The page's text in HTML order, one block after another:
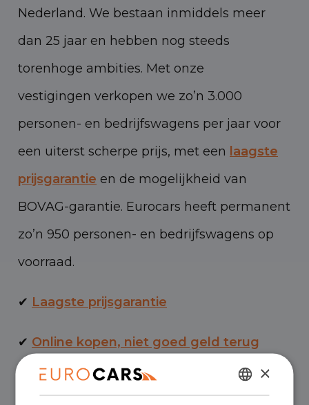
Nederland. We bestaan inmiddels meer
dan 25 jaar en hebben nog steeds
torenhoge ambities. Met onze
vestigingen verkopen we zo’n 3.000
personen- en bedrijfswagens per jaar voor
een uiterst scherpe prijs, met een laagste
prijsgarantie en de mogelijkheid van
BOVAG-garantie. Eurocars heeft permanent
zo’n 950 personen- en bedrijfswagens op
voorraad.
✔ Laagste prijsgarantie
✔ Online kopen, niet goed geld terug
Financial lease – Soepele acceptatie
DUTCH
×